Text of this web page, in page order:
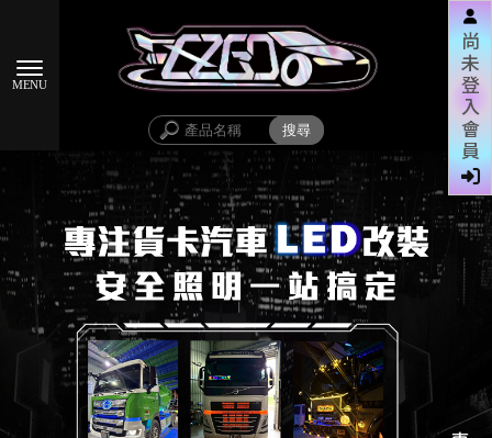
尚
未
登
入
會
員